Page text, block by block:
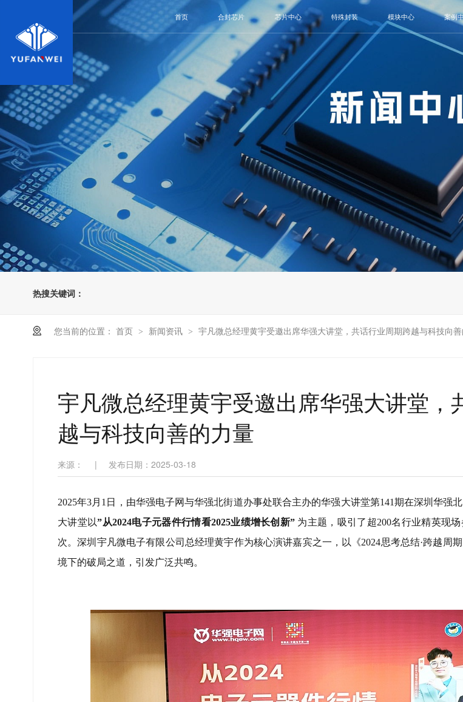
首页 合封芯片 芯片中心 特殊封装 模块中心 案例
热搜关键词：
您当前的位置： 首页 > 新闻资讯 > 宇凡微总经理黄宇受邀出席华强大讲堂，共话行业周期跨越与科技向
宇凡微总经理黄宇受邀出席华强大讲堂，
越与科技向善的力量
来源： | 发布日期：2025-03-18
2025年3月1日，由华强电子网与华强北街道办事处联合主办的华强大讲堂第141期在深圳华强
大讲堂以”从2024电子元器件行情看2025业绩增长创新” 为主题，吸引了超200名行业精英现
次。深圳宇凡微电子有限公司总经理黄宇作为核心演讲嘉宾之一，以《2024思考总结·跨越周
境下的破局之道，引发广泛共鸣。